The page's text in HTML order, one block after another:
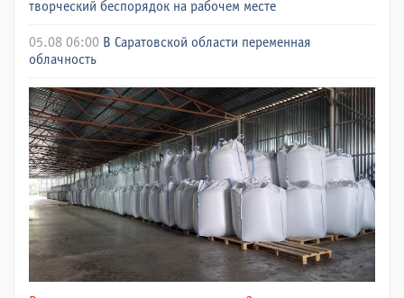
творческий беспорядок на рабочем месте
05.08 06:00 В Саратовской области переменная
облачность